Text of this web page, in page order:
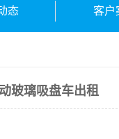
态 客户
玻璃吸盘车出租